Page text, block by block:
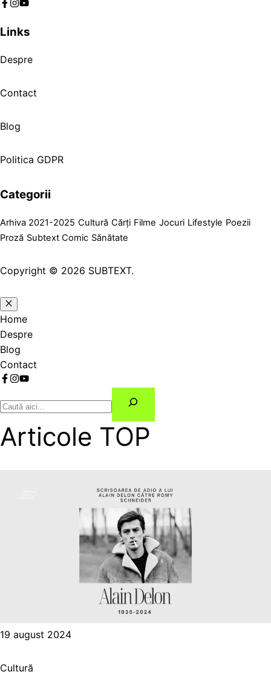
Links
Despre
Contact
Blog
Politica GDPR
Categorii
Arhiva 2021-2025 Cultură Cărți Filme Jocuri Lifestyle Poezii
Proză Subtext Comic Sănătate
Copyright © 2026 SUBTEXT.
Home
Despre
Blog
Contact
Articole TOP
19 august 2024
Cultură